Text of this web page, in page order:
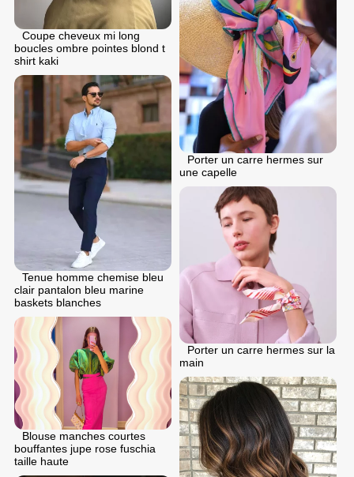
Coupe cheveux mi long
boucles ombre pointes blond t
shirt kaki
Porter un carre hermes sur
une capelle
Tenue homme chemise bleu
clair pantalon bleu marine
baskets blanches
Porter un carre hermes sur la
main
Blouse manches courtes
bouffantes jupe rose fuschia
taille haute